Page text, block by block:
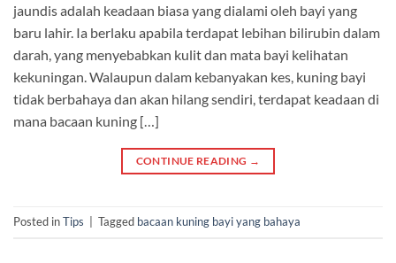
jaundis adalah keadaan biasa yang dialami oleh bayi yang
baru lahir. Ia berlaku apabila terdapat lebihan bilirubin dalam
darah, yang menyebabkan kulit dan mata bayi kelihatan
kekuningan. Walaupun dalam kebanyakan kes, kuning bayi
tidak berbahaya dan akan hilang sendiri, terdapat keadaan di
mana bacaan kuning […]
CONTINUE READING →
Posted inTips Tagged bacaan kuning bayi yang bahaya